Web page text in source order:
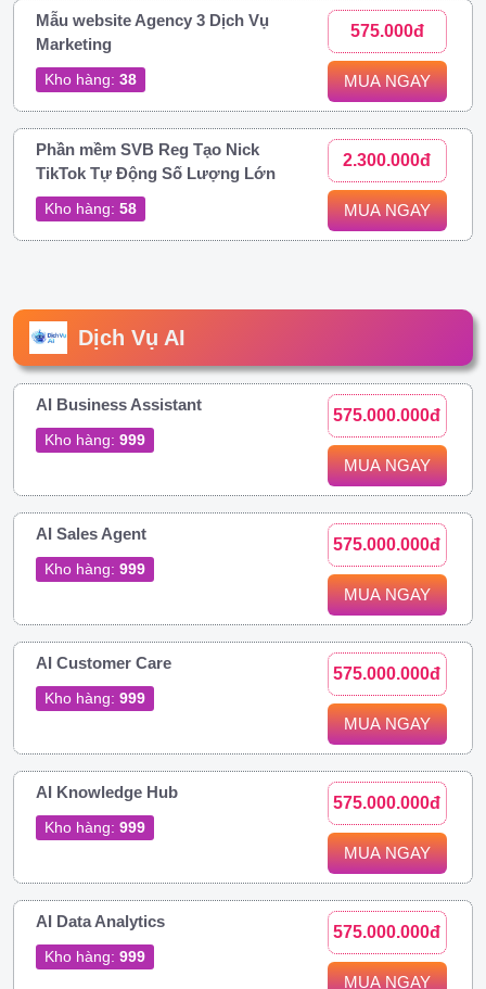
Mẫu website Agency 3 Dịch Vụ
Marketing
Kho hàng: 38
575.000đ
MUA NGAY
Phần mềm SVB Reg Tạo Nick
TikTok Tự Động Số Lượng Lớn
Kho hàng: 58
2.300.000đ
MUA NGAY
Dịch Vụ AI
AI Business Assistant
Kho hàng: 999
575.000.000đ
MUA NGAY
AI Sales Agent
Kho hàng: 999
575.000.000đ
MUA NGAY
AI Customer Care
Kho hàng: 999
575.000.000đ
MUA NGAY
AI Knowledge Hub
Kho hàng: 999
575.000.000đ
MUA NGAY
AI Data Analytics
Kho hàng: 999
575.000.000đ
MUA NGAY